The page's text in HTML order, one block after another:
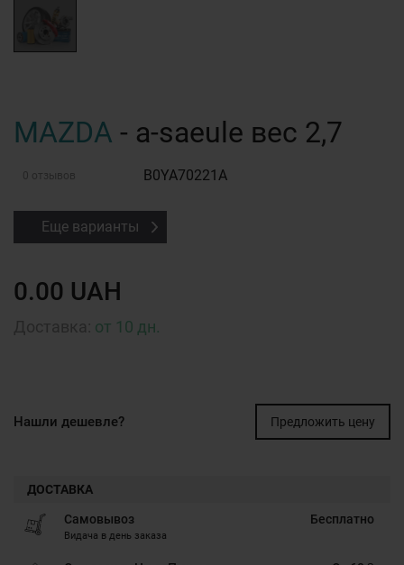
MAZDA - a-saeule вес 2,7
0 отзывов B0YA70221A
Еще варианты
0.00 UAH
от 10 дн.
Нашли дешевле? Предложить цену
ДОСТАВКА
Самовывоз
Видача в день заказа
Бесплатно